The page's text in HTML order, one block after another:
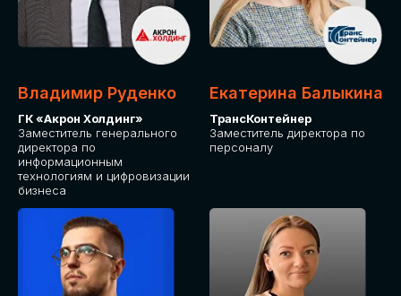
Владимир Руденко
ГК «Акрон Холдинг»
Заместитель генерального
директора по
информационным
технологиям и цифровизации
бизнеса
Екатерина Балыкина
ТрансКонтейнер
Заместитель директора по
персоналу